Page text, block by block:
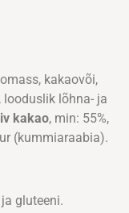
kakaovõi,
lõhna- ja
kakao, min: 55%,
(kummiaraabia).
gluteeni.